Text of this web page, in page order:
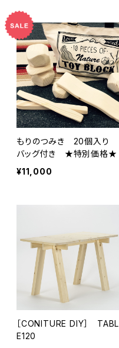
もりのつみき 20個入り
バッグ付き ★特別価格★
¥11,000
［CONITURE DIY］ TABL
E120